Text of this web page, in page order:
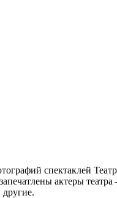
спектаклей
актеры